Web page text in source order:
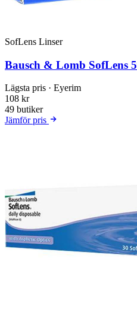
SofLens Linser
Bausch & Lomb SofLens
Lägsta pris · Eyerim
108 kr
49 butiker
Jämför pris